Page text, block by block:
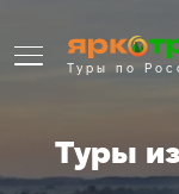
Туры по
Туры